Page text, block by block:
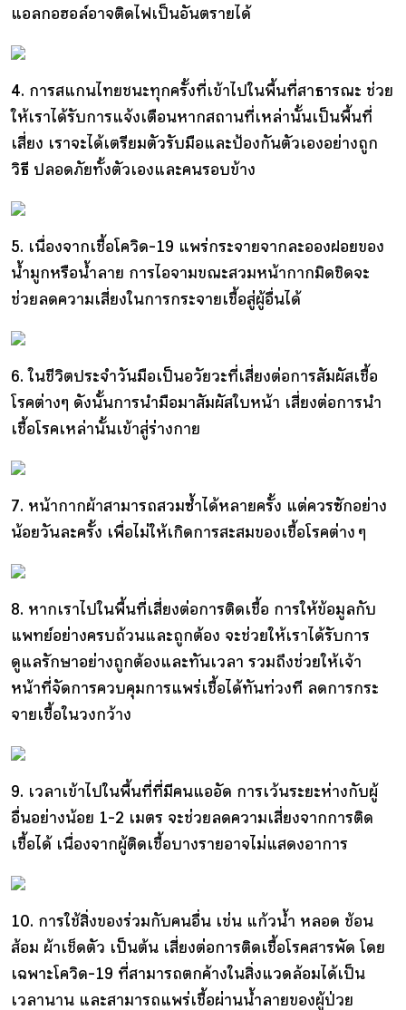
แอลกอฮอล์อาจติดไฟเป็นอันตรายได้
4. การสแกนไทยชนะทุกครั้งที่เข้าไปในพื้นที่สาธารณะ ช่วย
ให้เราได้รับการแจ้งเตือนหากสถานที่เหล่านั้นเป็นพื้นที่
เสี่ยง เราจะได้เตรียมตัวรับมือและป้องกันตัวเองอย่างถูก
วิธี ปลอดภัยทั้งตัวเองและคนรอบข้าง
5. เนื่องจากเชื้อโควิด-19 แพร่กระจายจากละอองฝอยของ
น้ำมูกหรือน้ำลาย การไอจามขณะสวมหน้ากากมิดชิดจะ
ช่วยลดความเสี่ยงในการกระจายเชื้อสู่ผู้อื่นได้
6. ในชีวิตประจำวันมือเป็นอวัยวะที่เสี่ยงต่อการสัมผัสเชื้อ
โรคต่างๆ ดังนั้นการนำมือมาสัมผัสใบหน้า เสี่ยงต่อการนำ
เชื้อโรคเหล่านั้นเข้าสู่ร่างกาย
7. หน้ากากผ้าสามารถสวมซ้ำได้หลายครั้ง แต่ควรซักอย่าง
น้อยวันละครั้ง เพื่อไม่ให้เกิดการสะสมของเชื้อโรคต่าง ๆ
8. หากเราไปในพื้นที่เสี่ยงต่อการติดเชื้อ การให้ข้อมูลกับ
แพทย์อย่างครบถ้วนและถูกต้อง จะช่วยให้เราได้รับการ
ดูแลรักษาอย่างถูกต้องและทันเวลา รวมถึงช่วยให้เจ้า
หน้าที่จัดการควบคุมการแพร่เชื้อได้ทันท่วงที ลดการกระ
จายเชื้อในวงกว้าง
9. เวลาเข้าไปในพื้นที่ที่มีคนแออัด การเว้นระยะห่างกับผู้
อื่นอย่างน้อย 1-2 เมตร จะช่วยลดความเสี่ยงจากการติด
เชื้อได้ เนื่องจากผู้ติดเชื้อบางรายอาจไม่แสดงอาการ
10. การใช้สิ่งของร่วมกับคนอื่น เช่น แก้วน้ำ หลอด ช้อน
ส้อม ผ้าเช็ดตัว เป็นต้น เสี่ยงต่อการติดเชื้อโรคสารพัด โดย
เฉพาะโควิด-19 ที่สามารถตกค้างในสิ่งแวดล้อมได้เป็น
เวลานาน และสามารถแพร่เชื้อผ่านน้ำลายของผู้ป่วย